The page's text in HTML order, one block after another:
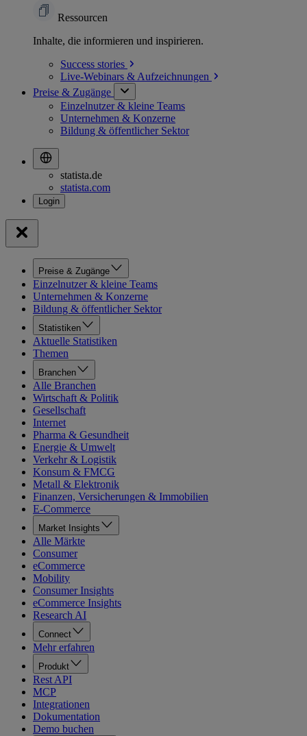
Ressourcen
Inhalte, die informieren und inspirieren.
Success stories
Live-Webinars & Aufzeichnungen
Preise & Zugänge
Einzelnutzer & kleine Teams
Unternehmen & Konzerne
Bildung & öffentlicher Sektor
statista.de
statista.com
Preise & Zugänge
Einzelnutzer & kleine Teams
Unternehmen & Konzerne
Bildung & öffentlicher Sektor
Statistiken
Aktuelle Statistiken
Themen
Branchen
Alle Branchen
Wirtschaft & Politik
Gesellschaft
Internet
Pharma & Gesundheit
Energie & Umwelt
Verkehr & Logistik
Konsum & FMCG
Metall & Elektronik
Finanzen, Versicherungen & Immobilien
E-Commerce
Market Insights
Alle Märkte
Consumer
eCommerce
Mobility
Consumer Insights
eCommerce Insights
Research AI
Connect
Mehr erfahren
Produkt
Rest API
MCP
Integrationen
Dokumentation
Demo buchen